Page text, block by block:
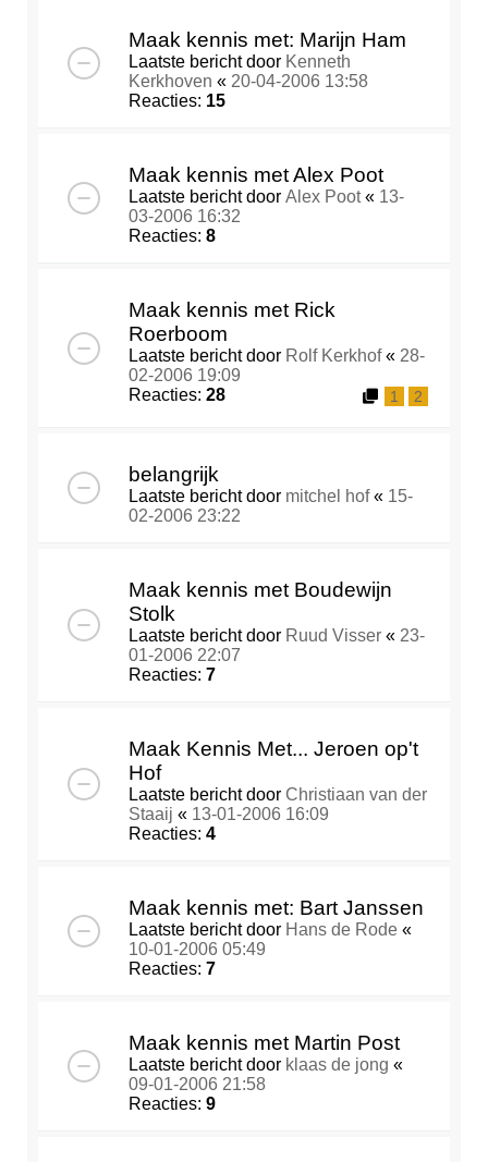
Maak kennis met: Marijn Ham
Laatste bericht door Kenneth
Kerkhoven « 20-04-2006 13:58
Reacties: 15
Maak kennis met Alex Poot
Laatste bericht door Alex Poot« 13-
03-2006 16:32
Reacties: 8
Maak kennis met Rick
Roerboom
Laatste bericht door Rolf Kerkhof« 28-
02-2006 19:09
Reacties: 28 1 2
belangrijk
Laatste bericht door mitchel hof« 15-
02-2006 23:22
Maak kennis met Boudewijn
Stolk
Laatste bericht door Ruud Visser « 23-
01-2006 22:07
Reacties: 7
Maak Kennis Met... Jeroen op't
Hof
Laatste bericht door Christiaan van der
Staaij « 13-01-2006 16:09
Reacties: 4
Maak kennis met: Bart Janssen
Laatste bericht door Hans de Rode «
10-01-2006 05:49
Reacties: 7
Maak kennis met Martin Post
Laatste bericht door klaas de jong «
09-01-2006 21:58
Reacties: 9